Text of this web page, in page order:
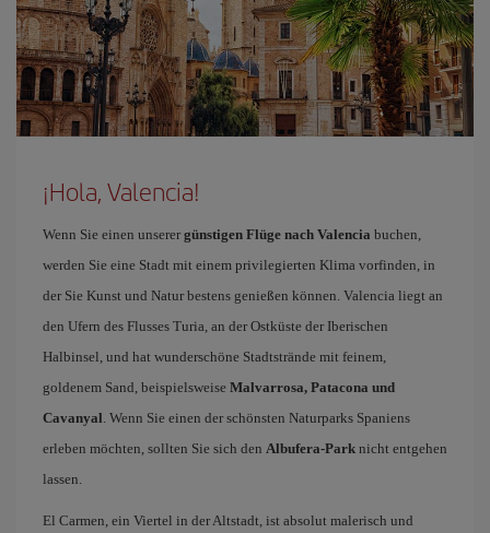
¡Hola, Valencia!
Wenn Sie einen unserer günstigen Flüge nach Valencia buchen,
werden Sie eine Stadt mit einem privilegierten Klima vorfinden, in
der Sie Kunst und Natur bestens genießen können. Valencia liegt an
den Ufern des Flusses Turia, an der Ostküste der Iberischen
Halbinsel, und hat wunderschöne Stadtstrände mit feinem,
goldenem Sand, beispielsweise Malvarrosa, Patacona und
Cavanyal. Wenn Sie einen der schönsten Naturparks Spaniens
erleben möchten, sollten Sie sich den Albufera-Park nicht entgehen
lassen.
El Carmen, ein Viertel in der Altstadt, ist absolut malerisch und